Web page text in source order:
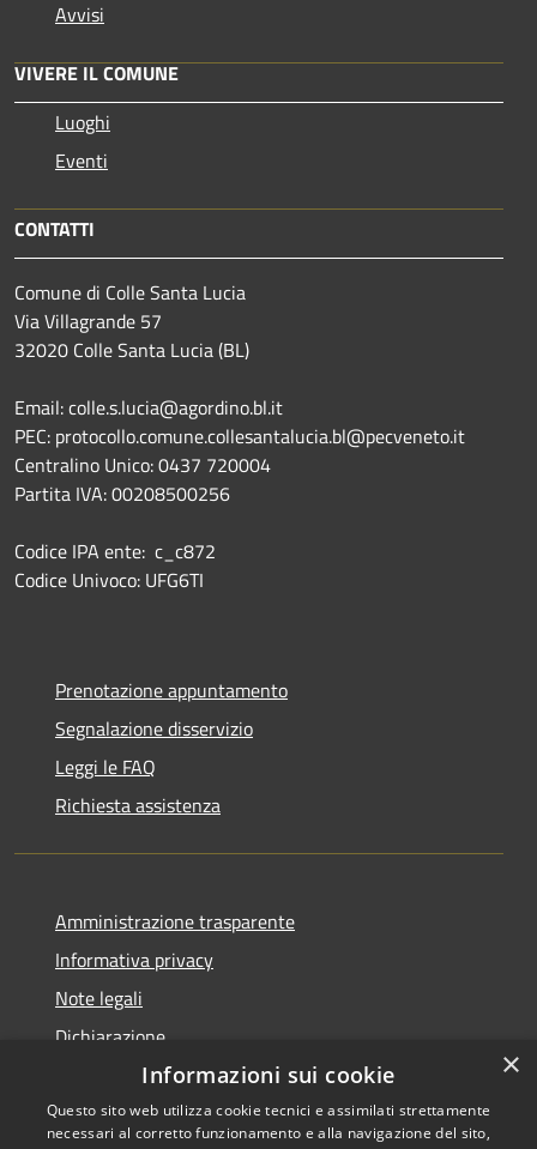
Avvisi
VIVERE IL COMUNE
Luoghi
Eventi
CONTATTI
Comune di Colle Santa Lucia
Via Villagrande 57
32020 Colle Santa Lucia (BL)
Email: colle.s.lucia@agordino.bl.it
PEC: protocollo.comune.collesantalucia.bl@pecveneto.it
Centralino Unico: 0437 720004
Partita IVA: 00208500256
Codice IPA ente: c_c872
Codice Univoco: UFG6TI
Prenotazione appuntamento
Segnalazione disservizio
Leggi le FAQ
Richiesta assistenza
Amministrazione trasparente
Informativa privacy
Note legali
Dichiarazione
di accessibilità
×
Informazioni sui cookie
Questo sito web utilizza cookie tecnici e assimilati strettamente
necessari al corretto funzionamento e alla navigazione del sito,